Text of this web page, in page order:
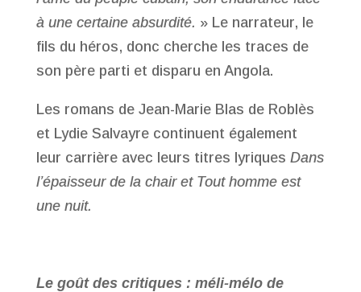
à une certaine absurdité. » Le narrateur, le
fils du héros, donc cherche les traces de
son père parti et disparu en Angola.
Les romans de Jean-Marie Blas de Roblès
et Lydie Salvayre continuent également
leur carrière avec leurs titres lyriques Dans
l’épaisseur de la chair et Tout homme est
une nuit.
Le goût des critiques : méli-mélo de